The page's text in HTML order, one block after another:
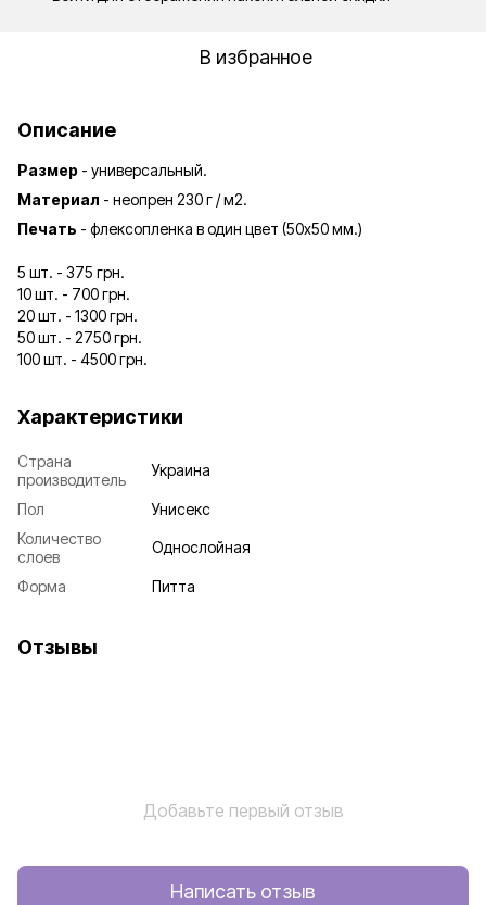
В избранное
Описание
Размер - универсальный.
Материал - неопрен 230 г / м2.
Печать - флексопленка в один цвет (50х50 мм.)
5 шт. - 375 грн.
10 шт. - 700 грн.
20 шт. - 1300 грн.
50 шт. - 2750 грн.
100 шт. - 4500 грн.
Характеристики
Страна
производитель
Украина
Пол
Унисекс
Количество
слоев
Однослойная
Форма Питта
Отзывы
Добавьте первый отзыв
Написать отзыв